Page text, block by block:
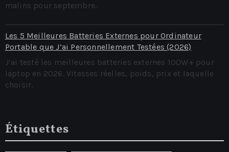
malins pour septembre.
Les 5 Meilleures Batteries Externes pour Ordinateur
Portable que J’ai Personnellement Testées (2026)
J’ai testé les meilleures batteries externes 100W+ pour
laptop en 2026. Vitesses réelles, poids, prix et laquelle
choisir.
Étiquettes